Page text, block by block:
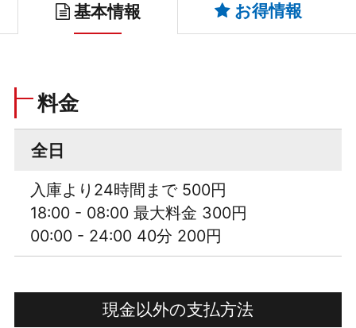
基本情報 お得情報
料金
全日
入庫より24時間まで 500円
18:00 - 08:00 最大料金 300円
00:00 - 24:00 40分 200円
現金以外の支払方法